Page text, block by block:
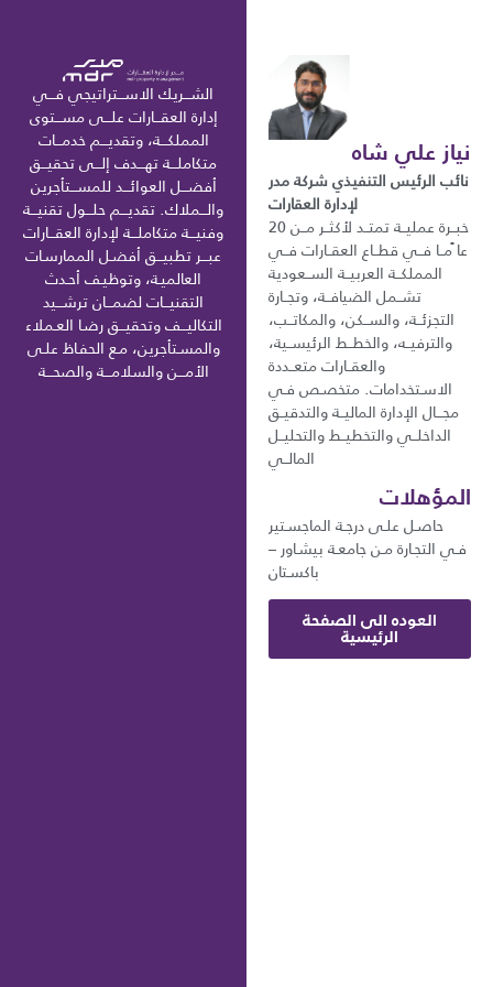
نياز علي شاه
نائب الرئيس التنفيذي شركة مدر
لإدارة العقارات
خبــرة عمليــة تمتــد لأكثــر مــن 20
عا ًمــا فــي قطــاع العقــارات فــي
المملكــة العربيــة الســعودية
تشــمل الضيافــة، وتجــارة
التجزئــة، والســكن، والمكاتــب،
والترفيــه، والخطــط الرئيســية،
والعقــارات متعــددة
الاسـتخدامات. متخصـص فـي
مجـــال الإدارة الماليــة والتدقيــق
الداخلــي والتخطيــط والتحليــل
المالــي
المؤهلات
حاصـل علـى درجـة الماجسـتير
فـي التجـارة مـن جامعـة بيشـاور –
باكسـتان
العوده الى الصفحة
الرئيسية
الشـــريك الاســـتراتيجي فـــي
إدارة العقـــارات علـــى مســـتوى
المملكـــة، وتقديـــم خدمـــات
متكاملـــة تهـــدف إلـــى تحقيـــق
أفضـــل العوائـــد للمســـتأجرين
والـــملاك. تقديـــم حلـــول تقنيـــة
وفنيـــة متكاملـــة لإدارة العقـــارات
عبـــر تطبيـــق أفضـل الممارسـات
العالميـة، وتوظيـف أحـدث
التقنيـــات لضمـــان ترشـــيد
التكاليـــف وتحقيـــق رضـا العـملاء
والمسـتأجرين، مـع الحفـاظ علـى
الأمـــن والسلامـــة والصحـــة